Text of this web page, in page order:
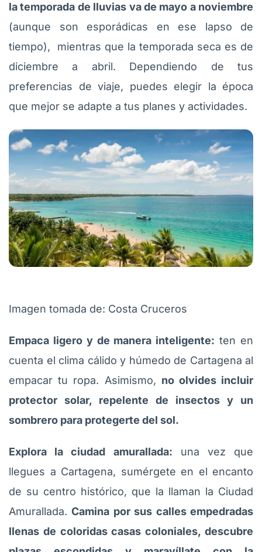
la temporada de lluvias va de mayo a noviembre
(aunque son esporádicas en ese lapso de
tiempo), mientras que la temporada seca es de
diciembre a abril. Dependiendo de tus
preferencias de viaje, puedes elegir la época
que mejor se adapte a tus planes y actividades.
Imagen tomada de: Costa Cruceros
Empaca ligero y de manera inteligente: ten en
cuenta el clima cálido y húmedo de Cartagena al
empacar tu ropa. Asimismo, no olvides incluir
protector solar, repelente de insectos y un
sombrero para protegerte del sol.
Explora la ciudad amurallada: una vez que
llegues a Cartagena, sumérgete en el encanto
de su centro histórico, que la llaman la Ciudad
Amurallada.Camina por sus calles empedradas
llenas de coloridas casas coloniales, descubre